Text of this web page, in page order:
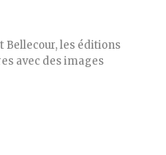
Bellecour, les éditions
avec des images